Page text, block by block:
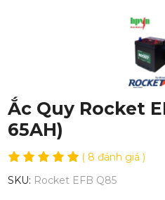
Ắc Quy Rocket
65AH)
( 8 đánh giá )
SKU: Rocket EFB Q85